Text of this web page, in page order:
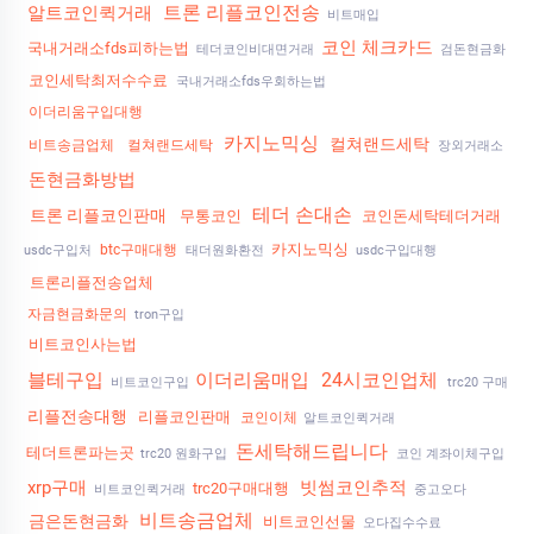
알트코인퀵거래 트론 리플코인전송 비트매입
국내거래소fds피하는법 테더코인비대면거래 코인 체크카드 검돈현금화
코인세탁최저수수료 국내거래소fds우회하는법
이더리움구입대행
비트송금업체
컬쳐랜드세탁 카지노믹싱 컬쳐랜드세탁 장외거래소
돈현금화방법
트론 리플코인판매 무통코인 테더 손대손 코인돈세탁테더거래
usdc구입처 btc구매대행 태더원화환전 카지노믹싱 usdc구입대행
트론리플전송업체
자금현금화문의 tron구입
비트코인사는법
블테구입 비트코인구입 이더리움매입 24시코인업체 trc20 구매
리플전송대행 리플코인판매 코인이체 알트코인퀵거래
테더트론파는곳 trc20 원화구입 돈세탁해드립니다 코인 계좌이체구입
xrp구매 비트코인퀵거래 trc20구매대행 빗썸코인추적 중고오다
금은돈현금화 비트송금업체 비트코인선물 오다집수수료